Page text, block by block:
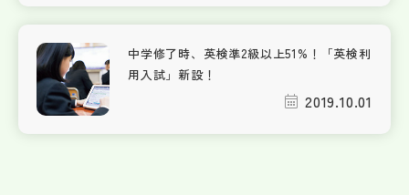
中学修了時、英検準2級以上51%！「英検利
用入試」新設！
2019.10.01